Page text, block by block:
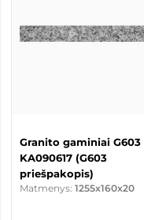
Granito gaminiai G603
KA090617 (G603
priešpakopis)
Matmenys: 1255x160x20